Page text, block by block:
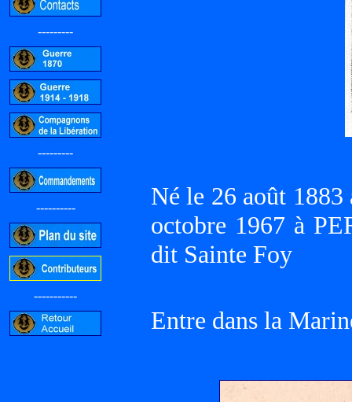
---------
---------
----------
-----------
Né le 26 août
octobre 1967 à
dit Sainte Foy
Entre dans la